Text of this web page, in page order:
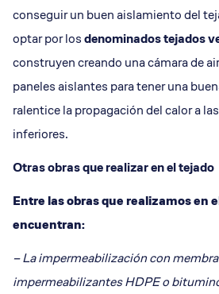
conseguir un buen aislamiento del
optar por losdenominados tejados
construyen creando una cámara de
paneles aislantes para tener una
ralentice la propagación del calor a
inferiores.
Otras obras que realizar en el tejado
Entre las obras que realizamos en
encuentran:
– La impermeabilización con
impermeabilizantes HDPE o